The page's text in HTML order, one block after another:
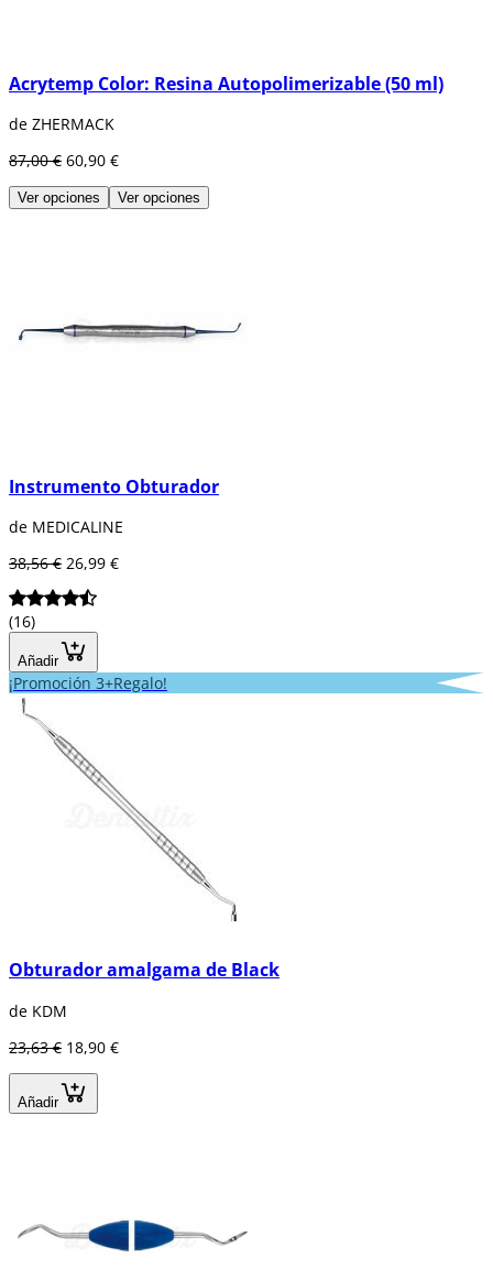
Acrytemp Color: Resina Autopolimerizable (50 ml)
de ZHERMACK
87,00 € 60,90 €
Ver opciones Ver opciones
Instrumento Obturador
de MEDICALINE
38,56 € 26,99 €
(16)
Añadir
¡Promoción 3+Regalo!
Obturador amalgama de Black
de KDM
23,63 € 18,90 €
Añadir